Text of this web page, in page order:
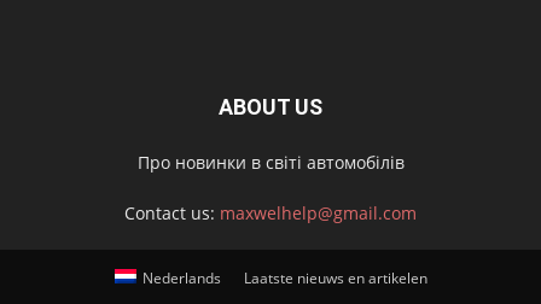
ABOUT US
Про новинки в світі автомобілів
Contact us: maxwelhelp@gmail.com
Nederlands Laatste nieuws en artikelen